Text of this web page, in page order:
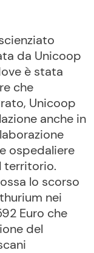
da Unicoop
è stata
che
Unicoop
anche in
ospedaliere
territorio.
lo scorso
nei
Euro che
del